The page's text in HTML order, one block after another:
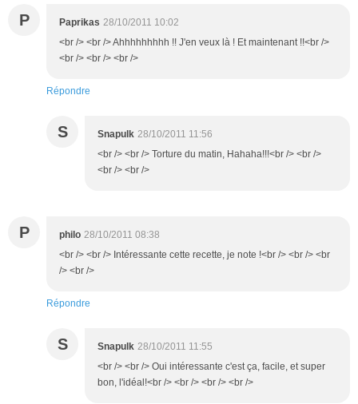
P Paprikas 28/10/2011 10:02
<br /> <br /> Ahhhhhhhhh !! J'en veux là ! Et maintenant !!<br />
<br /> <br /> <br />
Répondre
S Snapulk 28/10/2011 11:56
<br /> <br /> Torture du matin, Hahaha!!!<br /> <br />
<br /> <br />
P philo 28/10/2011 08:38
<br /> <br /> Intéressante cette recette, je note !<br /> <br /> <br
/> <br />
Répondre
S Snapulk 28/10/2011 11:55
<br /> <br /> Oui intéressante c'est ça, facile, et super
bon, l'idéal!<br /> <br /> <br /> <br />